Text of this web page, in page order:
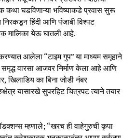
कथा घडविणाऱ्या भविष्याकडे प्रवास सुरू
हिंदी आणि पंजाबी विश्पट
मालिका येऊ घातली आहे.
आलेला “टाइम गुप” या माध्यम समूहाने
वारसा आजवर निर्माण केला आहे आणि
खिलाडिय का बिना जोडी नंबर
यासारखे सुपरहिट चित्रपट त्याने तयार
म्हणाले; “खरच ही वाहेगुरुची कृपा